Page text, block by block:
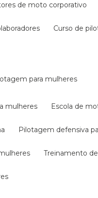
de moto corporativo
curso de
para mulheres
mulheres escola de
pilotagem defensiva
treinamento